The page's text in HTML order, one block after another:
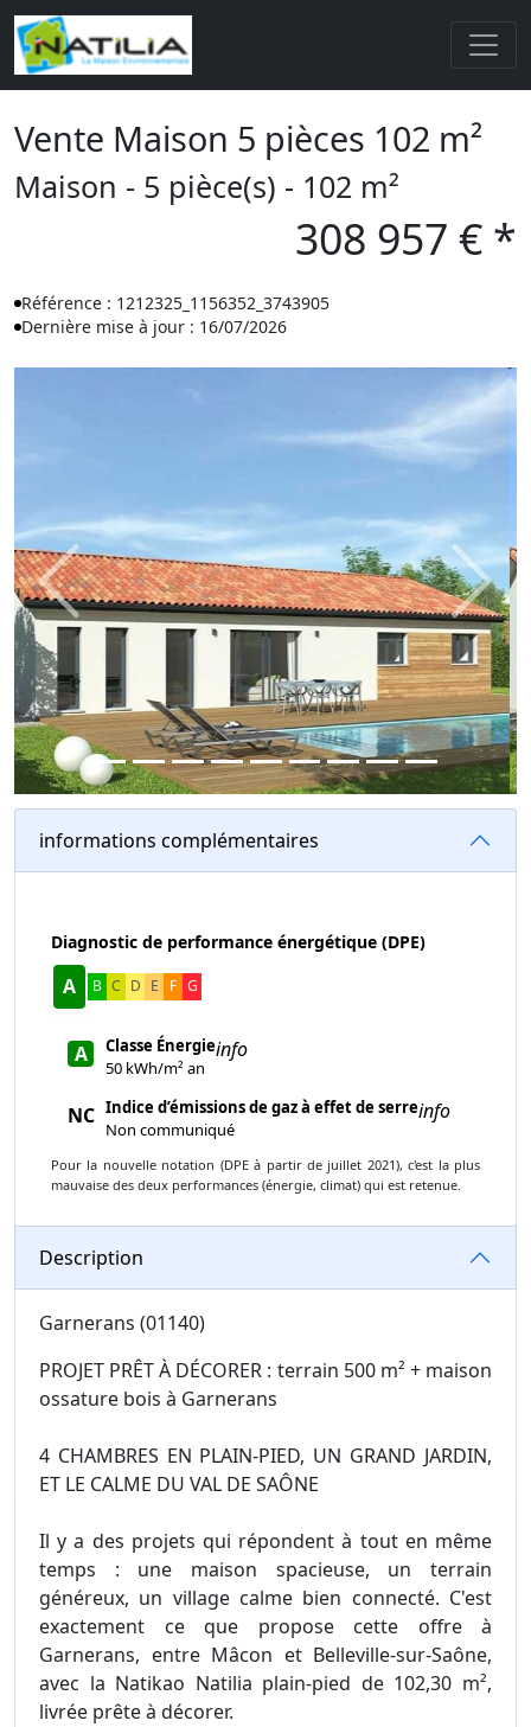
Vente Maison 5 pièces 102 m²
Maison - 5 pièce(s) - 102 m²
308 957 € *
Référence : 1212325_1156352_3743905
Dernière mise à jour : 16/07/2026
Previous Next
informations complémentaires
Diagnostic de performance énergétique (DPE)
A B C D E F G
A
Classe Énergie
50 kWh/m² an
info
NC Indice d’émissions de gaz à effet de serre
Non communiqué
info
Pour la nouvelle notation (DPE à partir de juillet 2021), c'est la plus
mauvaise des deux performances (énergie, climat) qui est retenue.
Description
Garnerans (01140)
PROJET PRÊT À DÉCORER : terrain 500 m² + maison
ossature bois à Garnerans
4 CHAMBRES EN PLAIN-PIED, UN GRAND JARDIN,
ET LE CALME DU VAL DE SAÔNE
Il y a des projets qui répondent à tout en même
temps : une maison spacieuse, un terrain
généreux, un village calme bien connecté. C'est
exactement ce que propose cette offre à
Garnerans, entre Mâcon et Belleville-sur-Saône,
avec la Natikao Natilia plain-pied de 102,30 m²,
livrée prête à décorer.